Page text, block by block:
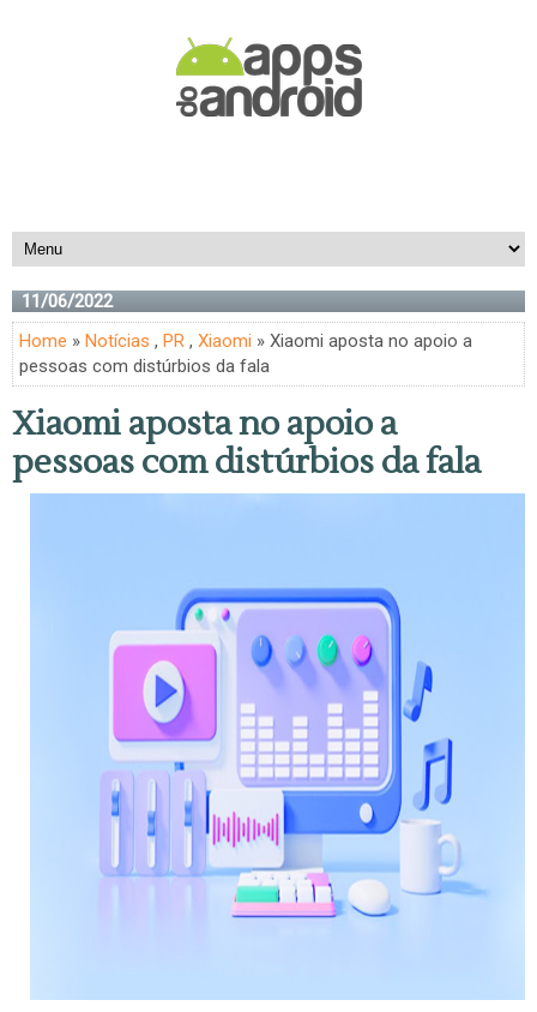
11/06/2022
Home » Notícias , PR , Xiaomi » Xiaomi aposta no apoio a
pessoas com distúrbios da fala
Xiaomi aposta no apoio a
pessoas com distúrbios da fala